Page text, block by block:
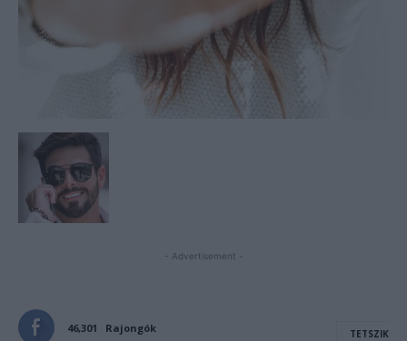
- Advertisement -
46,301 Rajongók TETSZIK